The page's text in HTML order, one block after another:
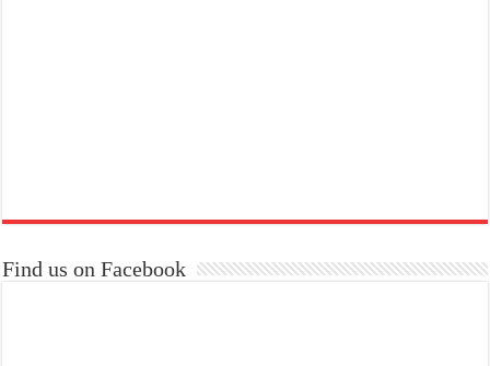
Find us on Facebook